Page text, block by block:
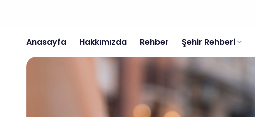
Anasayfa Hakkımızda Rehber Şehir Rehberi